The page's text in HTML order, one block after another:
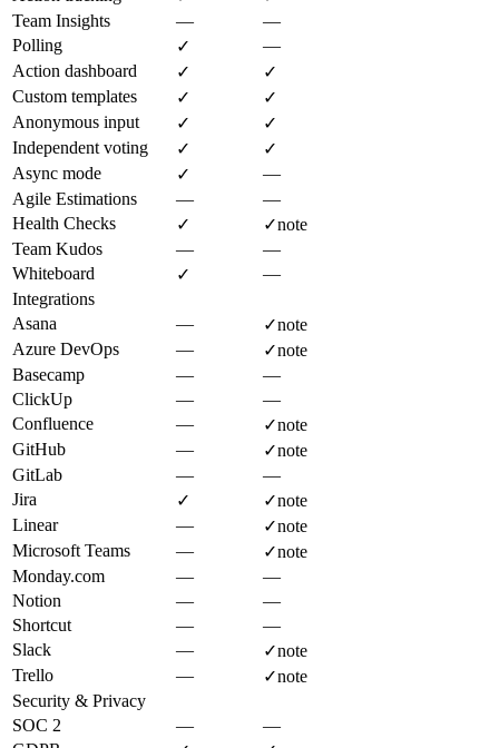
Team Insights
—
—
Polling
✓
—
Action dashboard
✓
✓
Custom templates
✓
✓
Anonymous input
✓
✓
Independent voting
✓
✓
Async mode
✓
—
Agile Estimations
—
—
Health Checks
✓ ✓note
Team Kudos
—
—
Whiteboard
✓
—
Integrations
Asana
— ✓note
Azure DevOps
— ✓note
Basecamp
—
—
ClickUp
—
—
Confluence
— ✓note
GitHub
— ✓note
GitLab
—
—
Jira
✓ ✓note
Linear
— ✓note
Microsoft Teams
— ✓note
Monday.com
—
—
Notion
—
—
Shortcut
—
—
Slack
— ✓note
Trello
— ✓note
Security & Privacy
SOC 2
—
—